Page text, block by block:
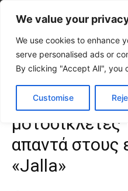
We value your
We use cookies to enhance
serve personalised ads or
By clicking "Accept All", you
Customise
Home CELEBRITIES
Αφαιρεί τις
απαντά στους επικριτές...
Αφαιρεί τις
μοτοσικλέτες
απαντά στους
«Jalla»